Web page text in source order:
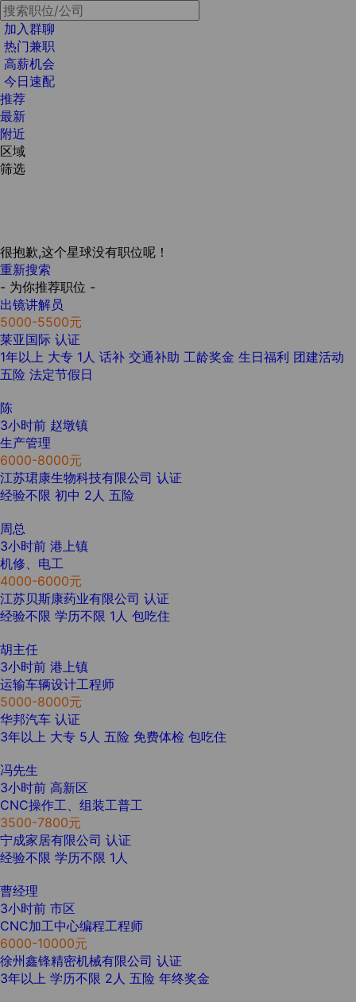
加入群聊
热门兼职
高薪机会
今日速配
推荐
最新
附近
区域
筛选
很抱歉,这个星球没有职位呢！
重新搜索
- 为你推荐职位 -
出镜讲解员
5000-5500元
莱亚国际 认证
1年以上 大专 1人 话补 交通补助 工龄奖金 生日福利 团建活动
五险 法定节假日
陈
3小时前 赵墩镇
生产管理
6000-8000元
江苏珺康生物科技有限公司 认证
经验不限 初中 2人 五险
周总
3小时前 港上镇
机修、电工
4000-6000元
江苏贝斯康药业有限公司 认证
经验不限 学历不限 1人 包吃住
胡主任
3小时前 港上镇
运输车辆设计工程师
5000-8000元
华邦汽车 认证
3年以上 大专 5人 五险 免费体检 包吃住
冯先生
3小时前 高新区
CNC操作工、组装工普工
3500-7800元
宁成家居有限公司 认证
经验不限 学历不限 1人
曹经理
3小时前 市区
CNC加工中心编程工程师
6000-10000元
徐州鑫锋精密机械有限公司 认证
3年以上 学历不限 2人 五险 年终奖金